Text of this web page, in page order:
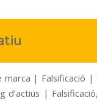
| Falsificació |
|